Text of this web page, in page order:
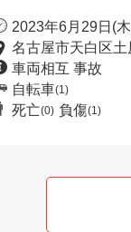
2023年6月29日(
名古屋市天白区
車両相互 事故
自転車(1)
死亡(0) 負傷(1)